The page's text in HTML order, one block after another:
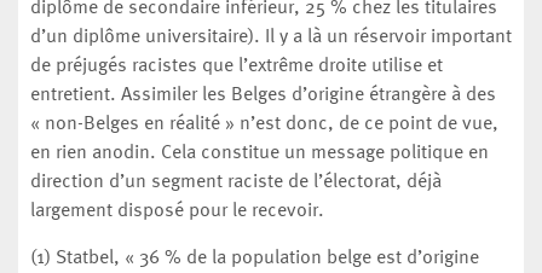
diplôme de secondaire inférieur, 25 % chez les titulaires
d’un diplôme universitaire). Il y a là un réservoir important
de préjugés racistes que l’extrême droite utilise et
entretient. Assimiler les Belges d’origine étrangère à des
« non-Belges en réalité » n’est donc, de ce point de vue,
en rien anodin. Cela constitue un message politique en
direction d’un segment raciste de l’électorat, déjà
largement disposé pour le recevoir.
(1) Statbel, « 36 % de la population belge est d’origine